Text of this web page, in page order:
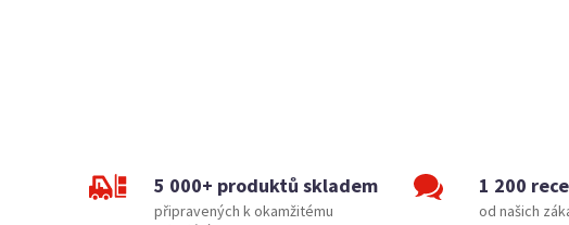
5 000+ produktů skladem
připravených k okamžitému
1 200
od našich